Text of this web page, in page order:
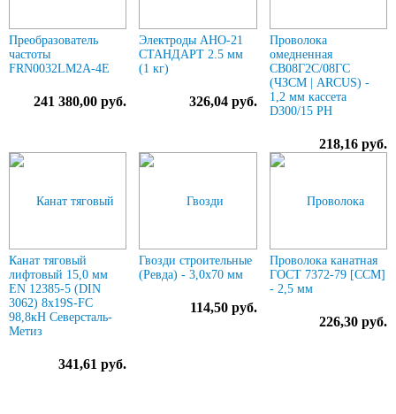
Преобразователь
частоты
FRN0032LM2A-4E
241 380,00 руб.
Электроды АНО-21
СТАНДАРТ 2.5 мм
(1 кг)
326,04 руб.
Проволока
омедненная
СВ08Г2С/08ГС
(ЧЗСМ | ARCUS) -
1,2 мм кассета
D300/15 РН
218,16 руб.
Канат тяговый
лифтовый 15,0 мм
EN 12385-5 (DIN
3062) 8х19S-FC
98,8кН Северсталь-
Метиз
341,61 руб.
Гвозди строительные
(Ревда) - 3,0х70 мм
114,50 руб.
Проволока канатная
ГОСТ 7372-79 [ССМ]
- 2,5 мм
226,30 руб.